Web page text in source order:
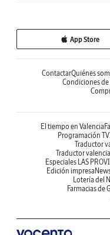
App Store
ContactarQuiénes
Condiciones de
El tiempo en Valencia
Programación TV
Traductor
Traductor
Especiales LAS
Edición impresa
Lotería del
Farmacias de